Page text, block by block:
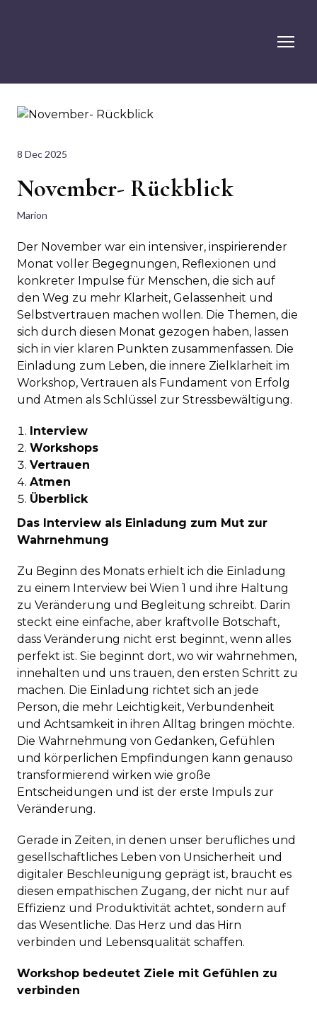
8 Dec 2025
November- Rückblick
Marion
Der November war ein intensiver, inspirierender
Monat voller Begegnungen, Reflexionen und
konkreter Impulse für Menschen, die sich auf
den Weg zu mehr Klarheit, Gelassenheit und
Selbstvertrauen machen wollen. Die Themen, die
sich durch diesen Monat gezogen haben, lassen
sich in vier klaren Punkten zusammenfassen. Die
Einladung zum Leben, die innere Zielklarheit im
Workshop, Vertrauen als Fundament von Erfolg
und Atmen als Schlüssel zur Stressbewältigung.
Interview
Workshops
Vertrauen
Atmen
Überblick
Das Interview als Einladung zum Mut zur
Wahrnehmung
Zu Beginn des Monats erhielt ich die Einladung
zu einem Interview bei Wien 1 und ihre Haltung
zu Veränderung und Begleitung schreibt. Darin
steckt eine einfache, aber kraftvolle Botschaft,
dass Veränderung nicht erst beginnt, wenn alles
perfekt ist. Sie beginnt dort, wo wir wahrnehmen,
innehalten und uns trauen, den ersten Schritt zu
machen. Die Einladung richtet sich an jede
Person, die mehr Leichtigkeit, Verbundenheit
und Achtsamkeit in ihren Alltag bringen möchte.
Die Wahrnehmung von Gedanken, Gefühlen
und körperlichen Empfindungen kann genauso
transformierend wirken wie große
Entscheidungen und ist der erste Impuls zur
Veränderung.
Gerade in Zeiten, in denen unser berufliches und
gesellschaftliches Leben von Unsicherheit und
digitaler Beschleunigung geprägt ist, braucht es
diesen empathischen Zugang, der nicht nur auf
Effizienz und Produktivität achtet, sondern auf
das Wesentliche. Das Herz und das Hirn
verbinden und Lebensqualität schaffen.
Workshop bedeutet Ziele mit Gefühlen zu
verbinden